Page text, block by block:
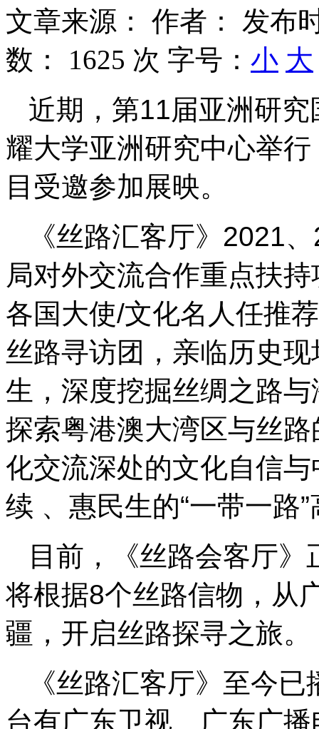
文章来源： 作者：
发布
数： 1625 次 字号： 小 大
近期，第11届亚洲研
耀大学亚洲研究中心举
目受邀参加展映。
《丝路汇客厅》2021
局对外交流合作重点扶
各国大使/文化名人任推
丝路寻访团，亲临历史
生，深度挖掘丝绸之路
探索粤港澳大湾区与丝
化交流深处的文化自信
续 、惠民生的“一带一路
目前，《丝路会客厅
将根据8个丝路信物，从
疆，开启丝路探寻之旅。
《丝路汇客厅》至今
台有广东卫视、广东广